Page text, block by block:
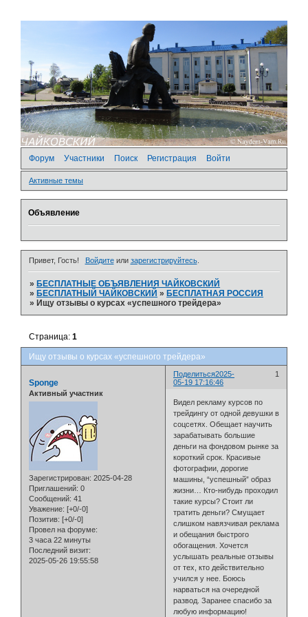
Форум Участники Поиск Регистрация Войти
Активные темы
Объявление
Привет, Гость! Войдитеили зарегистрируйтесь.
» БЕСПЛАТНЫЕ ОБЪЯВЛЕНИЯ ЧАЙКОВСКИЙ
» БЕСПЛАТНЫЙ ЧАЙКОВСКИЙ » БЕСПЛАТНАЯ РОССИЯ
» Ищу отзывы о курсах «успешного трейдера»
Ищу отзывы о курсах «успешного трейдера»
Страница:1
Поделиться 1
2025-
05-19 17:16:46
Sponge
Активный участник
Зарегистрирован: 2025-04-28
Приглашений: 0
Сообщений: 41
Уважение: [+0/-0]
Позитив: [+0/-0]
Провел на форуме:
3 часа 22 минуты
Последний визит:
2025-05-26 19:55:58
Видел рекламу курсов по
трейдингу от одной девушки в
соцсетях. Обещает научить
зарабатывать большие
деньги на фондовом рынке за
короткий срок. Красивые
фотографии, дорогие
машины, “успешный” образ
жизни… Кто-нибудь проходил
такие курсы? Стоит ли
тратить деньги? Смущает
слишком навязчивая реклама
и обещания быстрого
обогащения. Хочется
услышать реальные отзывы
от тех, кто действительно
учился у нее. Боюсь
нарваться на очередной
развод. Заранее спасибо за
любую информацию!